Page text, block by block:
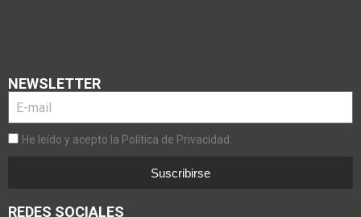
He leído y acepto la Política de Privacidad.
Suscribirse